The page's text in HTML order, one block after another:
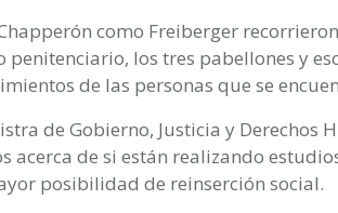
como Freiberger
penitenciario, los tres pabellones y
de las personas que se
de Gobierno, Justicia y Derechos
acerca de si están realizando
posibilidad de reinserción social.